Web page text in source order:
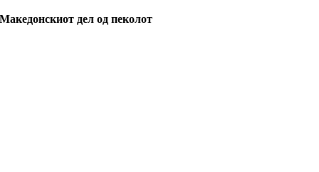
Македонскиот дел од пеколот